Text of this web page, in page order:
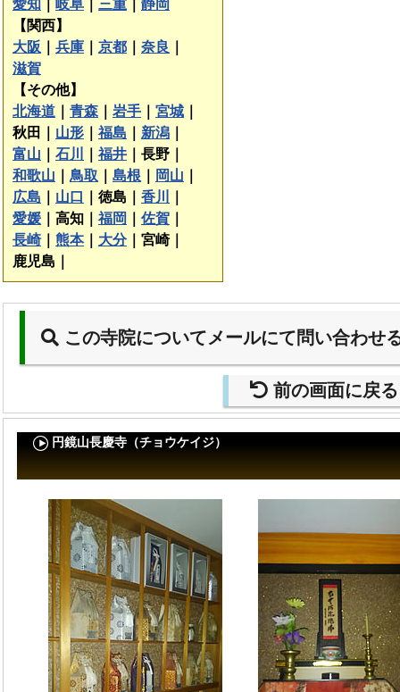
愛知
岐阜 三重
静岡
【関西】
大阪
兵庫 京都 奈良
滋賀
【その他】
北海道
青森 岩手 宮城
秋田｜ 山形 福島 新潟
富山
石川 福井
長野｜
和歌山
鳥取 島根 岡山
広島
山口 徳島｜ 香川
愛媛
高知｜ 福岡 佐賀
長崎｜ 熊本｜ 大分｜ 宮崎｜
鹿児島｜
この寺院についてメールにて問い合わせ
前の画面に戻る
円鏡山長慶寺（チョウケイジ）